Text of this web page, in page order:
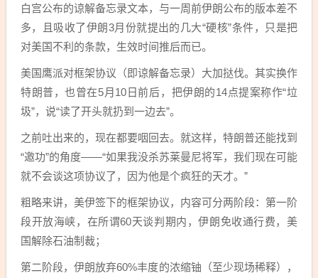
白宫公布的谅解备忘录文本，与一周前伊朗公布的版本差不
多，且吸收了伊朗3月份就提出的几大“硬核”条件，只是把
对美国不利的条款，生效时间推后而已。
美国鹰派对框架协议（即谅解备忘录）大加挞伐。其实换作
特朗普，也曾在5月10日前后‌，把伊朗的14点提案称作“垃
圾”，说“读了开头就扔到一边去”。
之前吐出来的，现在都要咽回去。就这样，特朗普还能找到
“邀功”的角度——“如果我没杀苏莱曼尼将军，我们现在可能
就不会谈这项协议了，因为他是个疯狂的天才。”
粗略来讲，美伊签下的框架协议，内容可分两阶段：第一阶
段开放海峡，在所谓60天谈判期内，伊朗免收通行费，美
国解除石油制裁；
第二阶段，伊朗放弃60%丰度的浓缩铀（至少现场稀释），